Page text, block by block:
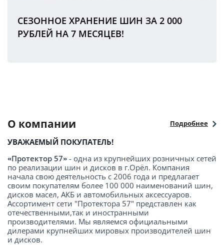
СЕЗОННОЕ ХРАНЕНИЕ ШИН ЗА 2 000
РУБЛЕЙ НА 7 МЕСЯЦЕВ!
О компании Подробнее
УВАЖАЕМЫЙ ПОКУПАТЕЛЬ!
«Протектор 57» - одна из крупнейших розничных сетей
по реализации шин и дисков в г.Орёл. Компания
начала свою деятельность с 2006 года и предлагает
своим покупателям более 100 000 наименований шин,
дисков масел, АКБ и автомобильных аксессуаров.
Ассортимент сети "Протектора 57" представлен как
отечественными,так и иностранными
производителями. Мы являемся официальными
дилерами крупнейших мировых производителей шин
и дисков.